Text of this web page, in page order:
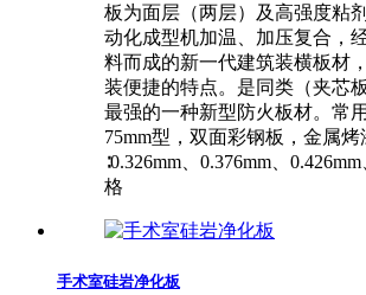
板为面层（两层）及高强度粘
动化成型机加温、加压复合，
料而成的新一代建筑装横板材
装便捷的特点。是同类（夹芯
最强的一种新型防火板材。常
75mm型，双面彩钢板，金属
∶0.326mm、0.376mm、
格
手术室硅岩净化板